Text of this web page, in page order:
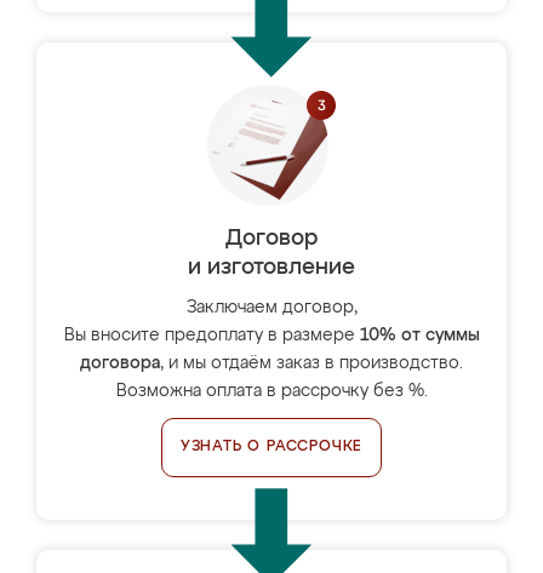
Договор
и изготовление
Заключаем договор,
Вы вносите предоплату в размере 10% от суммы
договора, и мы отдаём заказ в производство.
Возможна оплата в рассрочку без %.
УЗНАТЬ О РАССРОЧКЕ